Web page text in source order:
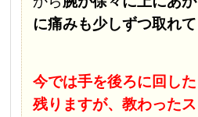
に痛みも少しずつ取れて
今では手を後ろに回し
残りますが、教わった